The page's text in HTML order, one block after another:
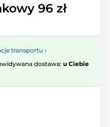
96 zł
transportu ›
dostawa: u Ciebie